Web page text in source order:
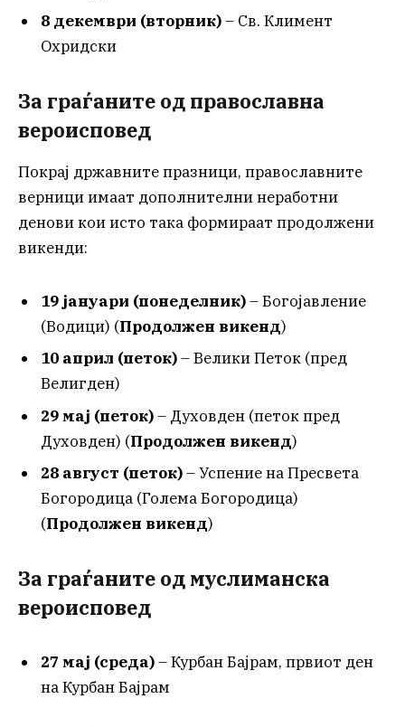
8 декември (вторник)– Св. Климент
Охридски
За граѓаните од православна
вероисповед
Покрај државните празници, православните
верници имаат дополнителни неработни
денови кои исто така формираат продолжени
викенди:
19 јануари (понеделник)– Богојавление
(Водици) (Продолжен викенд)
10 април (петок)– Велики Петок (пред
Велигден)
29 мај (петок)– Духовден (петок пред
Духовден) (Продолжен викенд)
28 август (петок)– Успение на Пресвета
Богородица (Голема Богородица)
(Продолжен викенд)
За граѓаните од муслиманска
вероисповед
27 мај (среда)– Курбан Бајрам, првиот ден
на Курбан Бајрам